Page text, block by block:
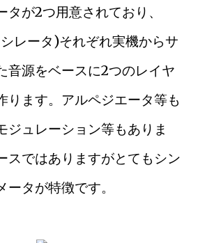
タが2つ用意されており、
レータ)それぞれ実機からサ
音源をベースに2つのレイヤ
ります。アルペジエータ等も
ジュレーション等もありま
スではありますがとてもシン
タが特徴です。